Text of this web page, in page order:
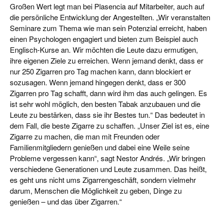
Großen Wert legt man bei Plasencia auf Mitarbeiter, auch auf
die persönliche Entwicklung der Angestellten. „Wir veranstalten
Seminare zum Thema wie man sein Potenzial erreicht, haben
einen Psychologen engagiert und bieten zum Beispiel auch
Englisch-Kurse an. Wir möchten die Leute dazu ermutigen,
ihre eigenen Ziele zu erreichen. Wenn jemand denkt, dass er
nur 250 Zigarren pro Tag machen kann, dann blockiert er
sozusagen. Wenn jemand hingegen denkt, dass er 300
Zigarren pro Tag schafft, dann wird ihm das auch gelingen. Es
ist sehr wohl möglich, den besten Tabak anzubauen und die
Leute zu bestärken, dass sie ihr Bestes tun.“ Das bedeutet in
dem Fall, die beste Zigarre zu schaffen. „Unser Ziel ist es, eine
Zigarre zu machen, die man mit Freunden oder
Familienmitgliedern genießen und dabei eine Weile seine
Probleme vergessen kann“, sagt Nestor Andrés. „Wir bringen
verschiedene Generationen und Leute zusammen. Das heißt,
es geht uns nicht ums Zigarrengeschäft, sondern vielmehr
darum, Menschen die Möglichkeit zu geben, Dinge zu
genießen – und das über Zigarren.“